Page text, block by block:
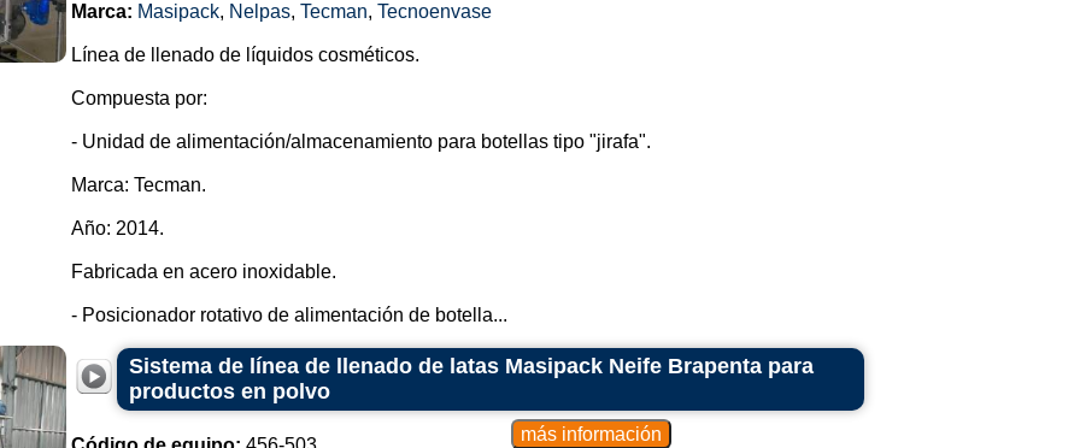
Marca: Masipack, Nelpas, Tecman, Tecnoenvase
Línea de llenado de líquidos cosméticos.
Compuesta por:
- Unidad de alimentación/almacenamiento para botellas tipo "jirafa".
Marca: Tecman.
Año: 2014.
Fabricada en acero inoxidable.
- Posicionador rotativo de alimentación de botella...
Sistema de línea de llenado de latas Masipack Neife Brapenta para
productos en polvo